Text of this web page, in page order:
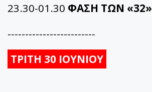
23.30-01.30 ΦΑΣΗ ΤΩΝ «32»
-------------------------
ΤΡΙΤΗ 30 ΙΟΥΝΙΟΥ